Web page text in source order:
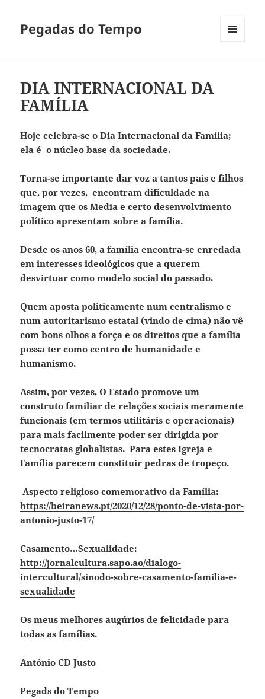
Pegadas do Tempo
DIA INTERNACIONAL DA
FAMÍLIA
Hoje celebra-se o Dia Internacional da Família;
ela é o núcleo base da sociedade.
Torna-se importante dar voz a tantos pais e filhos
que, por vezes, encontram dificuldade na
imagem que os Media e certo desenvolvimento
político apresentam sobre a família.
Desde os anos 60, a família encontra-se enredada
em interesses ideológicos que a querem
desvirtuar como modelo social do passado.
Quem aposta politicamente num centralismo e
num autoritarismo estatal (vindo de cima) não vê
com bons olhos a força e os direitos que a família
possa ter como centro de humanidade e
humanismo.
Assim, por vezes, O Estado promove um
construto familiar de relações sociais meramente
funcionais (em termos utilitáris e operacionais)
para mais facilmente poder ser dirigida por
tecnocratas globalistas. Para estes Igreja e
Família parecem constituir pedras de tropeço.
Aspecto religioso comemorativo da Família:
https://beiranews.pt/2020/12/28/ponto-de-vista-por-
antonio-justo-17/
Casamento…Sexualidade:
http://jornalcultura.sapo.ao/dialogo-
intercultural/sinodo-sobre-casamento-familia-e-
sexualidade
Os meus melhores augúrios de felicidade para
todas as famílias.
António CD Justo
Pegads do Tempo